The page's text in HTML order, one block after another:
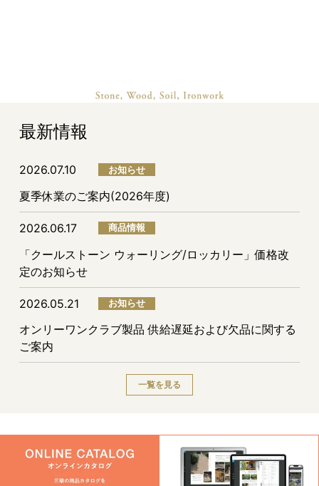
最新情報
2026.07.10 お知らせ
夏季休業のご案内(2026年度)
2026.06.17 商品情報
「クールストーン ウォーリング/ロッカリー」価格改
定のお知らせ
2026.05.21 お知らせ
オンリーワンクラブ製品 供給遅延および欠品に関する
ご案内
一覧を見る